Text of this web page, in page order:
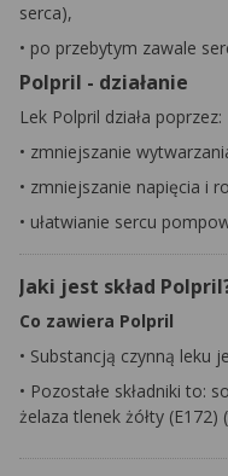
serca),
• po przebytym zawale
Polpril - działanie
Lek Polpril działa poprzez:
• zmniejszanie
• zmniejszanie napięcia i
• ułatwianie sercu
Jaki jest skład
Co zawiera Polpril
• Substancją czynną leku
• Pozostałe składniki
żelaza tlenek żółty